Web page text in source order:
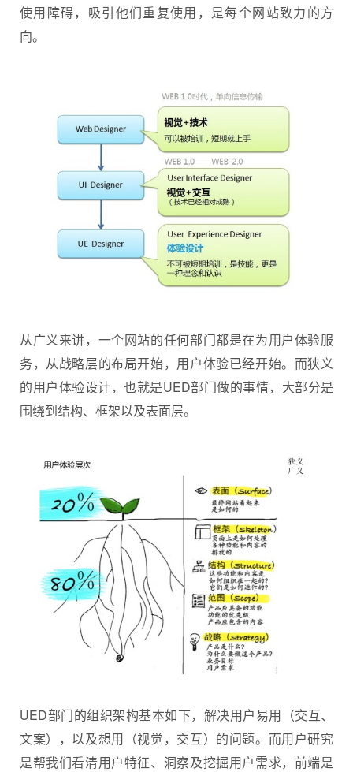
使用障碍，吸引他们重复使用，是每个网站致力的方
向。
从广义来讲，一个网站的任何部门都是在为用户体验服
务，从战略层的布局开始，用户体验已经开始。而狭义
的用户体验设计，也就是UED部门做的事情，大部分是
围绕到结构、框架以及表面层。
UED部门的组织架构基本如下，解决用户易用（交互、
文案），以及想用（视觉，交互）的问题。而用户研究
是帮我们看清用户特征、洞察及挖掘用户需求，前端是